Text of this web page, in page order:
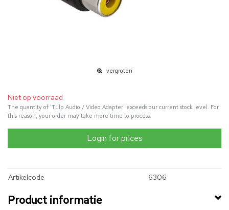
vergroten
Niet op voorraad
The quantity of 'Tulp Audio / Video Adapter' exceeds our current stock level. For
this reason, your order may take more time to process.
Login for prices
Artikelcode 6306
Product informatie